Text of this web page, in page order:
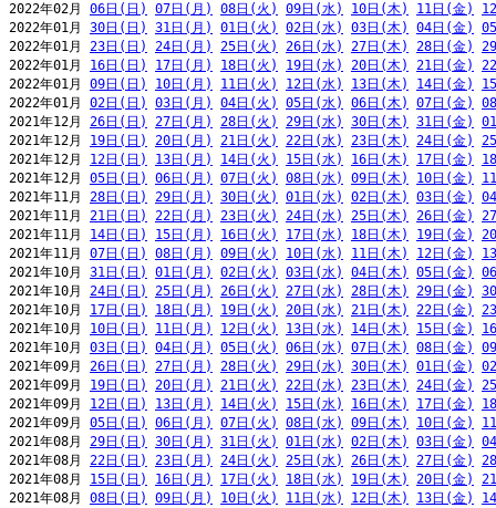
2022年02月 06日(日) 07日(月) 08日(火) 09日(水) 10日(木) 11日(金)
2022年01月 30日(日) 31日(月) 01日(火) 02日(水) 03日(木) 04日(金)
2022年01月 23日(日) 24日(月) 25日(火) 26日(水) 27日(木) 28日(金)
2022年01月 16日(日) 17日(月) 18日(火) 19日(水) 20日(木) 21日(金)
2022年01月 09日(日) 10日(月) 11日(火) 12日(水) 13日(木) 14日(金)
2022年01月 02日(日) 03日(月) 04日(火) 05日(水) 06日(木) 07日(金)
2021年12月 26日(日) 27日(月) 28日(火) 29日(水) 30日(木) 31日(金)
2021年12月 19日(日) 20日(月) 21日(火) 22日(水) 23日(木) 24日(金)
2021年12月 12日(日) 13日(月) 14日(火) 15日(水) 16日(木) 17日(金)
2021年12月 05日(日) 06日(月) 07日(火) 08日(水) 09日(木) 10日(金)
2021年11月 28日(日) 29日(月) 30日(火) 01日(水) 02日(木) 03日(金)
2021年11月 21日(日) 22日(月) 23日(火) 24日(水) 25日(木) 26日(金)
2021年11月 14日(日) 15日(月) 16日(火) 17日(水) 18日(木) 19日(金)
2021年11月 07日(日) 08日(月) 09日(火) 10日(水) 11日(木) 12日(金)
2021年10月 31日(日) 01日(月) 02日(火) 03日(水) 04日(木) 05日(金)
2021年10月 24日(日) 25日(月) 26日(火) 27日(水) 28日(木) 29日(金)
2021年10月 17日(日) 18日(月) 19日(火) 20日(水) 21日(木) 22日(金)
2021年10月 10日(日) 11日(月) 12日(火) 13日(水) 14日(木) 15日(金)
2021年10月 03日(日) 04日(月) 05日(火) 06日(水) 07日(木) 08日(金)
2021年09月 26日(日) 27日(月) 28日(火) 29日(水) 30日(木) 01日(金)
2021年09月 19日(日) 20日(月) 21日(火) 22日(水) 23日(木) 24日(金)
2021年09月 12日(日) 13日(月) 14日(火) 15日(水) 16日(木) 17日(金)
2021年09月 05日(日) 06日(月) 07日(火) 08日(水) 09日(木) 10日(金)
2021年08月 29日(日) 30日(月) 31日(火) 01日(水) 02日(木) 03日(金)
2021年08月 22日(日) 23日(月) 24日(火) 25日(水) 26日(木) 27日(金)
2021年08月 15日(日) 16日(月) 17日(火) 18日(水) 19日(木) 20日(金)
2021年08月 08日(日) 09日(月) 10日(火) 11日(水) 12日(木) 13日(金)